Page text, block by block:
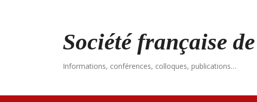
Société française
Informations, conférences, colloques, publications…